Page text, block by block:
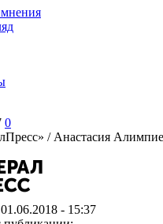
0
/ Анастасия
- 15:37